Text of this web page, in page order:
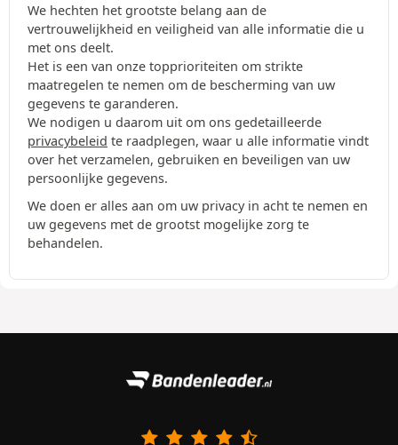
We hechten het grootste belang aan de
vertrouwelijkheid en veiligheid van alle informatie die u
met ons deelt.
Het is een van onze topprioriteiten om strikte
maatregelen te nemen om de bescherming van uw
gegevens te garanderen.
We nodigen u daarom uit om ons gedetailleerde
privacybeleid te raadplegen, waar u alle informatie vindt
over het verzamelen, gebruiken en beveiligen van uw
persoonlijke gegevens.
We doen er alles aan om uw privacy in acht te nemen en
uw gegevens met de grootst mogelijke zorg te
behandelen.